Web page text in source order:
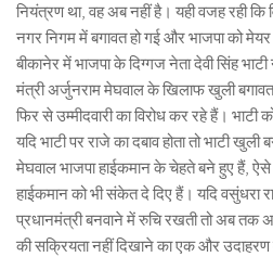
नियंत्रण था, वह अब नहीं है। यही वजह रही
नगर निगम में बगावत हो गई और भाजपा को
बीकानेर में भाजपा के दिग्गज नेता देवी सिंह
मंत्री अर्जुनराम मेघवाल के खिलाफ खुली
फिर से उम्मीदवारी का विरोध कर रहे हैं। भाटी
यदि भाटी पर राजे का दबाव होता तो भाटी
मेघवाल भाजपा हाईकमान के चेहते बने हुए हैं,
हाईकमान को भी संकेत दे दिए हैं। यदि वसुंधरा
प्रधानमंत्री बनवाने में रुचि रखती तो अब तक
की सक्रियता नहीं दिखाने का एक और उदाहरण